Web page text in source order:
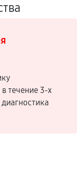
течение 3-х